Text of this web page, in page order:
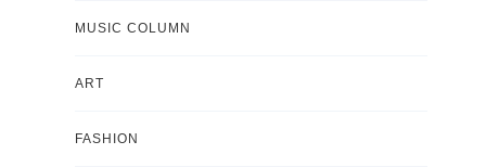
MUSIC COLUMN
ART
FASHION